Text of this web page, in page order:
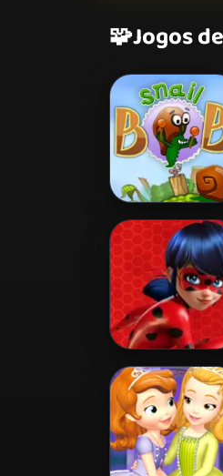
🧩Jogos
Snail Bob 2
Miraculous
Ladybug Puzzle